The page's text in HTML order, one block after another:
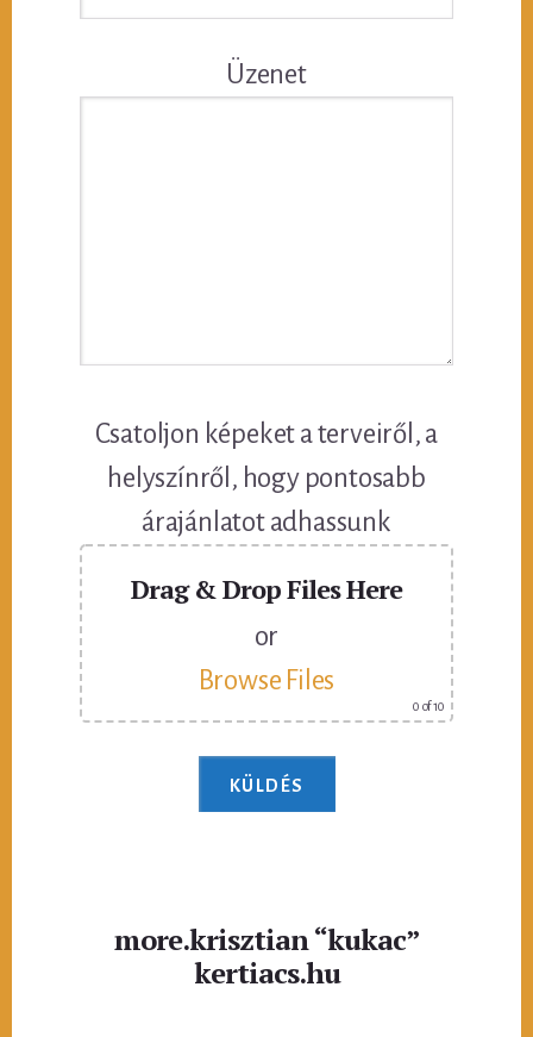
Üzenet
Csatoljon képeket a terveiről, a
helyszínről, hogy pontosabb
árajánlatot adhassunk
Drag & Drop Files Here
or
Browse Files
0 of 10
more.krisztian “kukac”
kertiacs.hu